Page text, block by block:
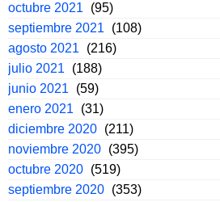
octubre 2021
(95)
septiembre 2021
(108)
agosto 2021
(216)
julio 2021
(188)
junio 2021
(59)
enero 2021
(31)
diciembre 2020 (211)
noviembre 2020 (395)
octubre 2020 (519)
septiembre 2020 (353)